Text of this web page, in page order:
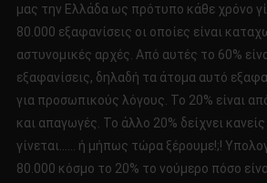
μας την Ελλάδα ως πρότυπο κάθε χρόνο
80.000 εξαφανίσεις οι οποίες είναι
αστυνομικές αρχές. Από αυτές το 60%
εξαφανίσεις, δηλαδή τα άτομα αυτό
για προσωπικούς λόγους. Το 20% είναι
και απαγωγές. Το άλλο 20% δείχνει κανείς
γίνεται…… ή μήπως τώρα ξέρουμε!;!
80.000 κόσμο το 20% το νούμερο πόσο